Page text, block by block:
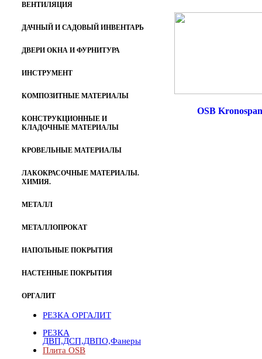
ВЕНТИЛЯЦИЯ
ДАЧНЫЙ И САДОВЫЙ ИНВЕНТАРЬ
ДВЕРИ ОКНА И ФУРНИТУРА
ИНСТРУМЕНТ
КОМПОЗИТНЫЕ МАТЕРИАЛЫ
КОНСТРУКЦИОННЫЕ И
КЛАДОЧНЫЕ МАТЕРИАЛЫ
КРОВЕЛЬНЫЕ МАТЕРИАЛЫ
ЛАКОКРАСОЧНЫЕ МАТЕРИАЛЫ.
ХИМИЯ.
МЕТАЛЛ
МЕТАЛЛОПРОКАТ
НАПОЛЬНЫЕ ПОКРЫТИЯ
НАСТЕННЫЕ ПОКРЫТИЯ
ОРГАЛИТ
РЕЗКА ОРГАЛИТ
РЕЗКА
ДВП,ДСП,ДВПО,Фанеры
Плита OSB
OSB Kronospan